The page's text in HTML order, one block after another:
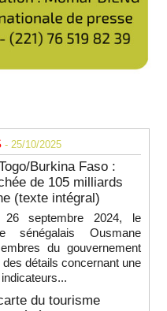
- 25/10/2025
Burkina Faso :
de 105 milliards
(texte intégral)
26 septembre 2024, le
sénégalais Ousmane
du gouvernement
détails concernant une
du tourisme